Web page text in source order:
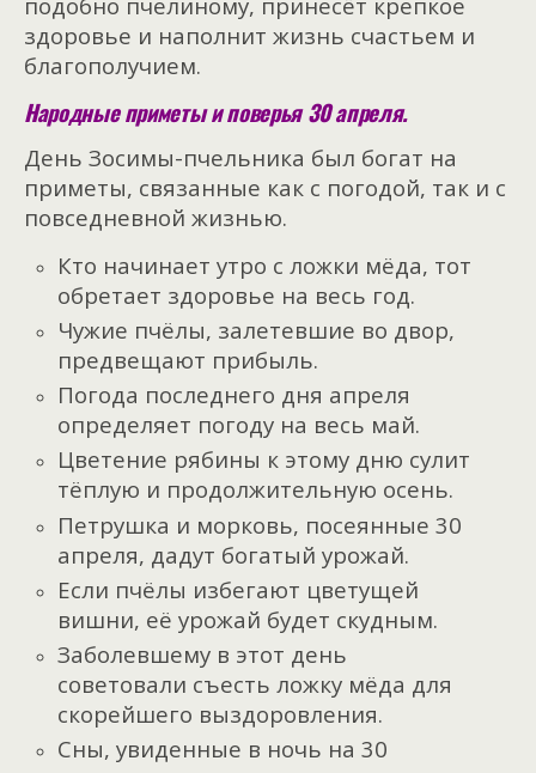
здоровье и наполнит жизнь счастьем и
благополучием.
Народные приметы и поверья 30 апреля.
День Зосимы-пчельника был богат на
приметы, связанные как с погодой, так и с
повседневной жизнью.
Кто начинает утро с ложки мёда, тот
обретает здоровье на весь год.
Чужие пчёлы, залетевшие во двор,
предвещают прибыль.
Погода последнего дня апреля
определяет погоду на весь май.
Цветение рябины к этому дню сулит
тёплую и продолжительную осень.
Петрушка и морковь, посеянные 30
апреля, дадут богатый урожай.
Если пчёлы избегают цветущей
вишни, её урожай будет скудным.
Заболевшему в этот день
советовали съесть ложку мёда для
скорейшего выздоровления.
Сны, увиденные в ночь на 30